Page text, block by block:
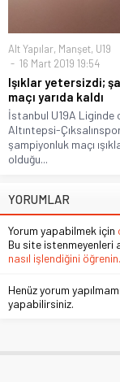
Alt Yapılar, Manşet, U19
16 Mart 2019 19:54
Işıklar yetersizdi;
maçı yarıda kaldı
İstanbul U19A Liginde
Altıntepsi-
şampiyonluk maçı
olduğu...
YORUMLAR
Yorum yapabilmek için
Bu site istenmeyenleri
nasıl işlendiğini öğrenin.
Henüz yorum
yapabilirsiniz.